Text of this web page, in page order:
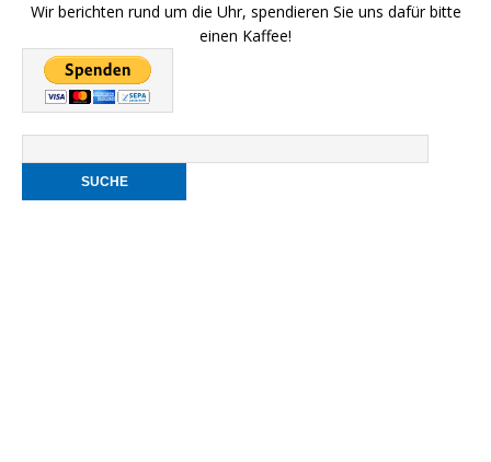
Wir berichten rund um die Uhr, spendieren Sie uns dafür bitte
einen Kaffee!